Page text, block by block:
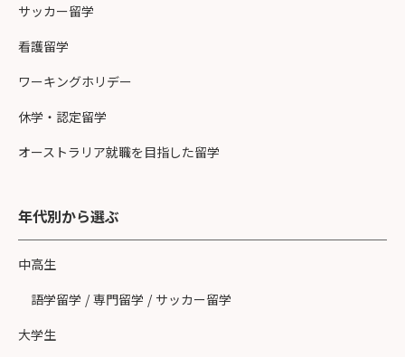
サッカー留学
看護留学
ワーキングホリデー
休学・認定留学
オーストラリア就職を目指した留学
年代別から選ぶ
中高生
語学留学 / 専門留学 / サッカー留学
大学生